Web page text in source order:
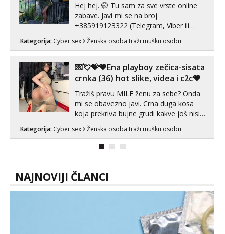
Hej hej. 🤭 Tu sam za sve vrste online
zabave. Javi mi se na broj
+385919123322 (Telegram, Viber ili
Whatsapp). 🤙 NE javljaj se na uzivo.
Hvala.
Kategorija: Cyber sex Ženska osoba traži mušku osobu
💌💘💝💗Ena playboy zečica-sisata
crnka (36) hot slike, videa i c2c💗
Tražiš pravu MILF ženu za sebe? Onda
mi se obavezno javi. Crna duga kosa
koja prekriva bujne grudi kakve još nisi
vidio, čista ŠESTICA! A usne? O usnama
bolje da ni ne pričam. Prave pune usne
koje će ti se urezati u pamćenje, jer
Kategorija: Cyber sex Ženska osoba traži mušku osobu
NAJNOVIJI ČLANCI